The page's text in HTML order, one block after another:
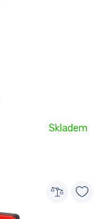
Skladem